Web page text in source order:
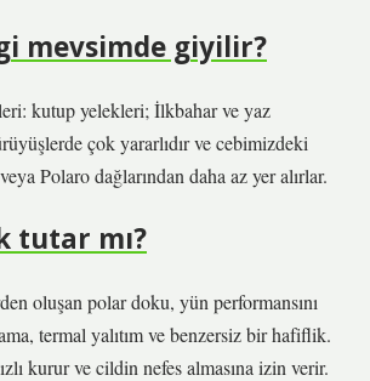
mevsimde giyilir?
kutup yelekleri; İlkbahar ve yaz
çok yararlıdır ve cebimizdeki
Polaro dağlarından daha az yer alırlar.
tutar mı?
oluşan polar doku, yün performansını
termal yalıtım ve benzersiz bir hafiflik.
kurur ve cildin nefes almasına izin verir.